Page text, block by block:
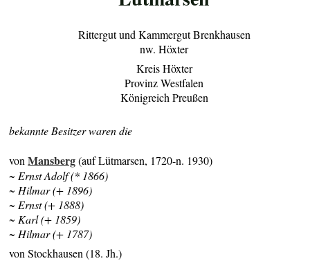
Rittergut und Kammergut Brenkhausen
nw. Höxter
Kreis Höxter
Provinz Westfalen
Königreich Preußen
bekannte Besitzer waren die
vonMansberg(auf Lütmarsen, 1720-n. 1930)
~ Ernst Adolf (* 1866)
~ Hilmar (+ 1896)
~ Ernst (+ 1888)
~ Karl (+ 1859)
~ Hilmar (+ 1787)
von Stockhausen (18. Jh.)